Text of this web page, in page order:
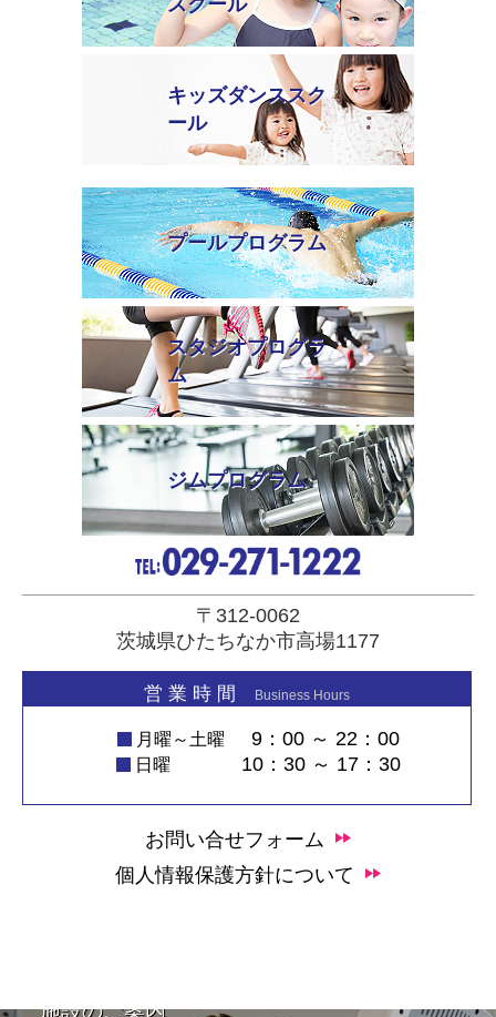
スクール
キッズダンススク
ール
プールプログラム
スタジオプログラ
ム
ジムプログラム
〒312-0062
茨城県ひたちなか市高場1177
営 業 時 間 Business Hours
月曜～土曜 9：00 ～ 22：00
日曜 10：30 ～ 17：30
お問い合せフォーム
個人情報保護方針について
施設のご案内